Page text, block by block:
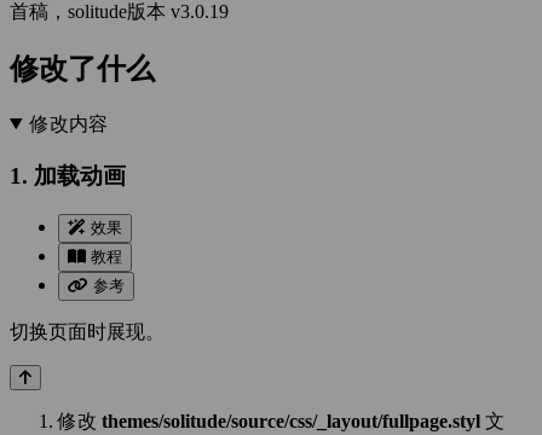
首稿，solitude版本 v3.0.19
修改了什么
修改内容
1. 加载动画
效果
教程
参考
切换页面时展现。
修改 themes/solitude/source/css/_layout/fullpage.styl 文